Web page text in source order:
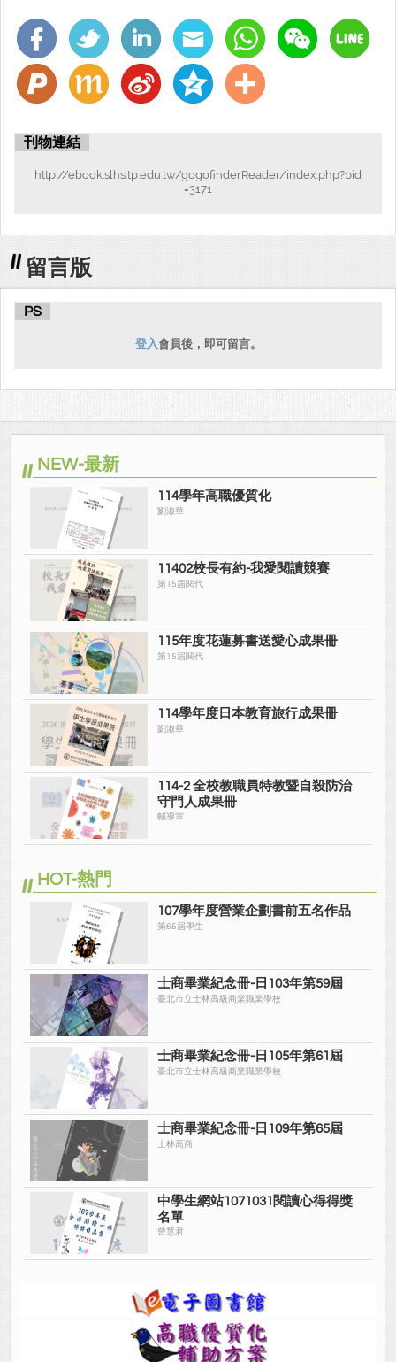
刊物連結
http://ebook.slhs.tp.edu.tw/gogofinderReader/index.php?bid
=3171
留言版
PS
登入會員後，即可留言。
NEW-最新
114學年高職優質化
劉淑華
11402校長有約-我愛閱讀競賽
第15屆閱代
115年度花蓮募書送愛心成果冊
第15屆閱代
114學年度日本教育旅行成果冊
劉淑華
114-2 全校教職員特教暨自殺防治
守門人成果冊
輔導室
HOT-熱門
107學年度營業企劃書前五名作品
第65屆學生
士商畢業紀念冊-日103年第59屆
臺北市立士林高級商業職業學校
士商畢業紀念冊-日105年第61屆
臺北市立士林高級商業職業學校
士商畢業紀念冊-日109年第65屆
士林高商
中學生網站1071031閱讀心得得獎
名單
曾慧君